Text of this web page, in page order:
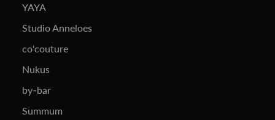
YAYA
Studio Anneloes
co'couture
Nukus
by-bar
Summum